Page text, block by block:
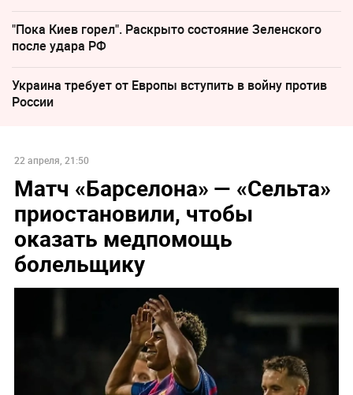
"Пока Киев горел". Раскрыто состояние Зеленского
после удара РФ
Украина требует от Европы вступить в войну против
России
22 апреля, 21:50
Матч «Барселона» — «Сельта»
приостановили, чтобы
оказать медпомощь
болельщику